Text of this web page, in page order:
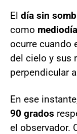
El día sin
como
ocurre cuando
del cielo y sus
perpendicular
En ese
90 grados
el observador.